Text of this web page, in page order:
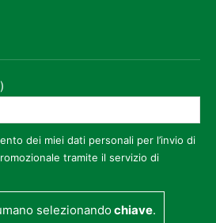
dei miei dati personali per l’invio di
tramite il servizio di
selezionandochiave.